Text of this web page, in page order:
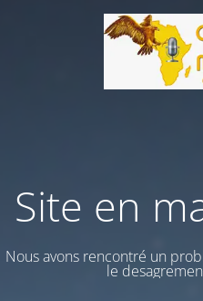
Site en
Nous avons rencontré un
le